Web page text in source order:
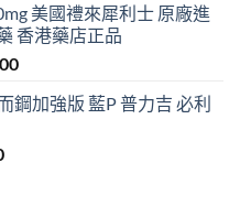
美國禮來犀利士 原廠進
香港藥店正品
Price
$1,150.00
鋼加強版 藍P 普力吉 必利
Price